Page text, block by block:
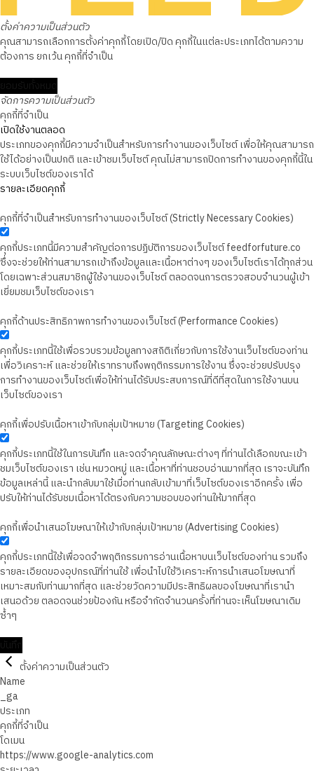
ตั้งค่าความเป็นส่วนตัว
คุณสามารถเลือกการตั้งค่าคุกกี้โดยเปิด/ปิด คุกกี้ในแต่ละประเภทได้ตามความ
ต้องการ ยกเว้น คุกกี้ที่จำเป็น
จัดการความเป็นส่วนตัว
คุกกี้ที่จำเป็น
เปิดใช้งานตลอด
ประเภทของคุกกี้มีความจำเป็นสำหรับการทำงานของเว็บไซต์ เพื่อให้คุณสามารถ
ใช้ได้อย่างเป็นปกติ และเข้าชมเว็บไซต์ คุณไม่สามารถปิดการทำงานของคุกกี้นี้ใน
ระบบเว็บไซต์ของเราได้
รายละเอียดคุกกี้
คุกกี้ที่จำเป็นสำหรับการทำงานของเว็บไซต์ (Strictly Necessary Cookies)
คุกกี้ประเภทนี้มีความสำคัญต่อการปฏิบัติการของเว็บไซต์ feedforfuture.co
ซึ่งจะช่วยให้ท่านสามารถเข้าถึงข้อมูลและเนื้อหาต่างๆ ของเว็บไซต์เราได้ทุกส่วน
โดยเฉพาะส่วนสมาชิกผู้ใช้งานของเว็บไซต์ ตลอดจนการตรวจสอบจำนวนผู้เข้า
เยี่ยมชมเว็บไซต์ของเรา
คุกกี้ด้านประสิทธิภาพการทำงานของเว็บไซต์ (Performance Cookies)
คุกกี้ประเภทนี้ใช้เพื่อรวบรวมข้อมูลทางสถิติเกี่ยวกับการใช้งานเว็บไซต์ของท่าน
เพื่อวิเคราะห์ และช่วยให้เราทราบถึงพฤติกรรมการใช้งาน ซึ่งจะช่วยปรับปรุง
การทำงานของเว็บไซต์เพื่อให้ท่านได้รับประสบการณ์ที่ดีที่สุดในการใช้งานบน
เว็บไซต์ของเรา
คุกกี้เพื่อปรับเนื้อหาเข้ากับกลุ่มเป้าหมาย (Targeting Cookies)
คุกกี้ประเภทนี้ใช้ในการบันทึก และจดจำคุณลักษณะต่างๆ ที่ท่านได้เลือกขณะเข้า
ชมเว็บไซต์ของเรา เช่น หมวดหมู่ และเนื้อหาที่ท่านชอบอ่านมากที่สุด เราจะบันทึก
ข้อมูลเหล่านี้ และนำกลับมาใช้เมื่อท่านกลับเข้ามาที่เว็บไซต์ของเราอีกครั้ง เพื่อ
ปรับให้ท่านได้รับชมเนื้อหาได้ตรงกับความชอบของท่านให้มากที่สุด
คุกกี้เพื่อนำเสนอโฆษณาให้เข้ากับกลุ่มเป้าหมาย (Advertising Cookies)
คุกกี้ประเภทนี้ใช้เพื่อจดจำพฤติกรรมการอ่านเนื้อหาบนเว็บไซต์ของท่าน รวมถึง
รายละเอียดของอุปกรณ์ที่ท่านใช้ เพื่อนำไปใช้วิเคราะห์การนำเสนอโฆษณาที่
เหมาะสมกับท่านมากที่สุด และช่วยวัดความมีประสิทธิผลของโฆษณาที่เรานำ
เสนอด้วย ตลอดจนช่วยป้องกัน หรือจำกัดจำนวนครั้งที่ท่านจะเห็นโฆษณาเดิม
ซ้ำๆ
ตั้งค่าความเป็นส่วนตัว
Name
_ga
ประเภท
คุกกี้ที่จำเป็น
โดเมน
https://www.google-analytics.com